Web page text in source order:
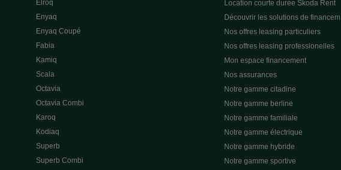
Elroq
Enyaq
Enyaq Coupé
Fabia
Kamiq
Scala
Octavia
Octavia Combi
Karoq
Kodiaq
Superb
Superb Combi
Location courte durée Škoda Rent
Découvrir les solutions de financem
Nos offres leasing particuliers
Nos offres leasing professionelles
Mon espace financement
Nos assurances
Notre gamme citadine
Notre gamme berline
Notre gamme familiale
Notre gamme électrique
Notre gamme hybride
Notre gamme sportive